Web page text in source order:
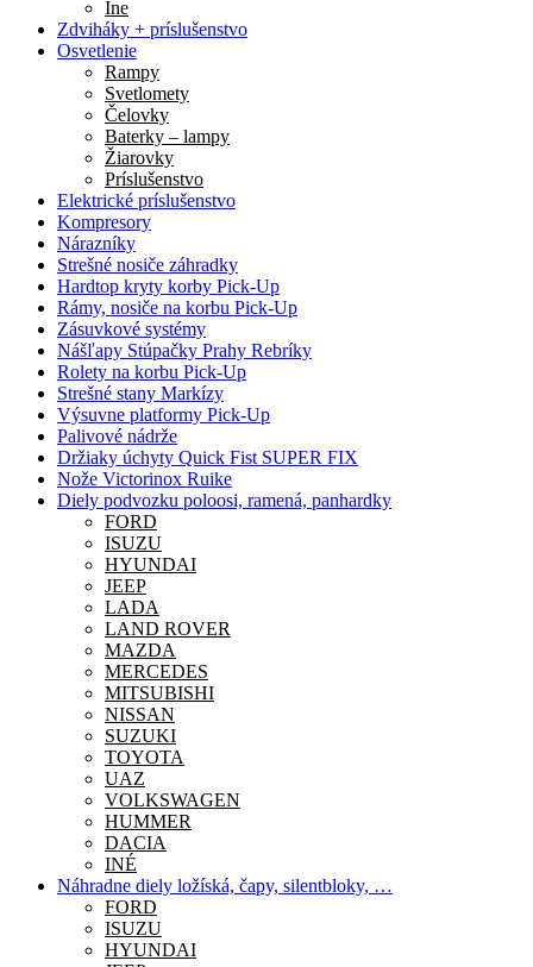
Ine
Zdviháky + príslušenstvo
Osvetlenie
Rampy
Svetlomety
Čelovky
Baterky – lampy
Žiarovky
Príslušenstvo
Elektrické príslušenstvo
Kompresory
Nárazníky
Strešné nosiče záhradky
Hardtop kryty korby Pick-Up
Rámy, nosiče na korbu Pick-Up
Zásuvkové systémy
Nášľapy Stúpačky Prahy Rebríky
Rolety na korbu Pick-Up
Strešné stany Markízy
Výsuvne platformy Pick-Up
Palivové nádrže
Držiaky úchyty Quick Fist SUPER FIX
Nože Victorinox Ruike
Diely podvozku poloosi, ramená, panhardky
FORD
ISUZU
HYUNDAI
JEEP
LADA
LAND ROVER
MAZDA
MERCEDES
MITSUBISHI
NISSAN
SUZUKI
TOYOTA
UAZ
VOLKSWAGEN
HUMMER
DACIA
INÉ
Náhradne diely ložíská, čapy, silentbloky, …
FORD
ISUZU
HYUNDAI